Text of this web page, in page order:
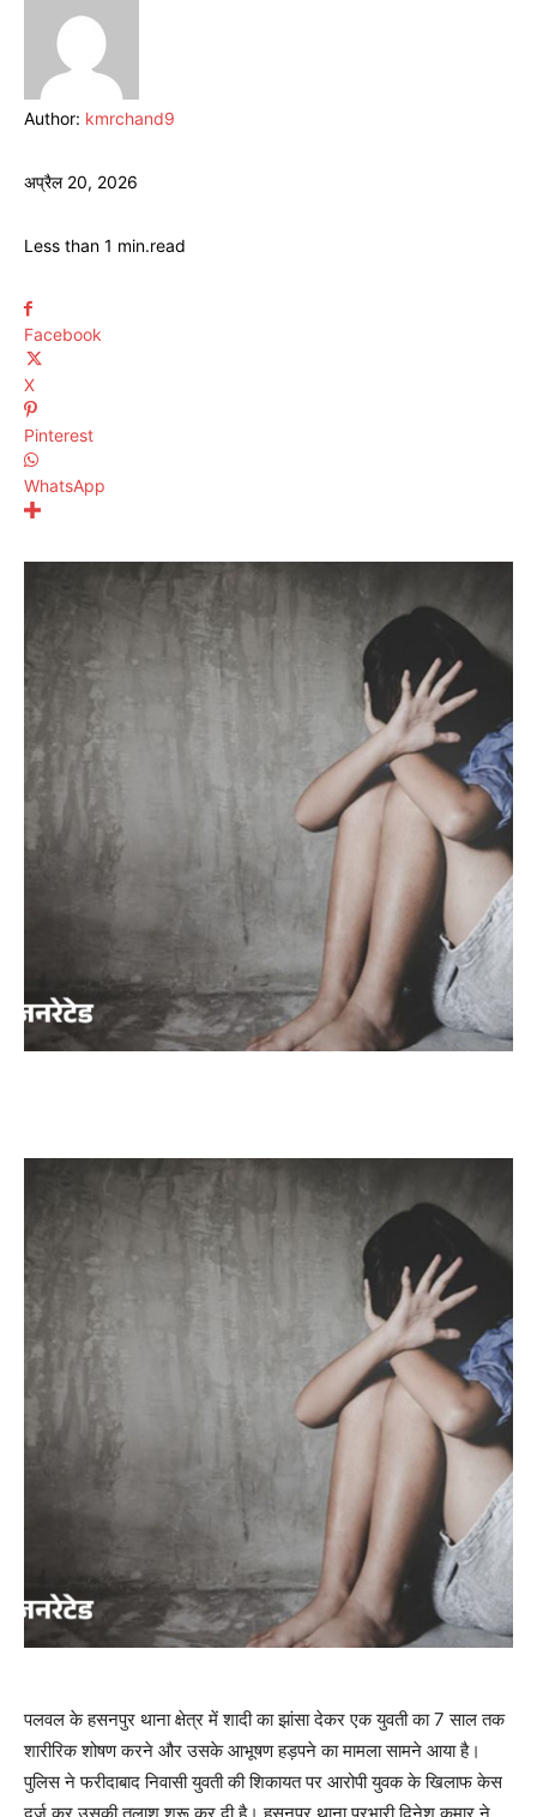
Author: kmrchand9
अप्रैल 20, 2026
Less than 1 min.read
Facebook
X
Pinterest
WhatsApp
पलवल के हसनपुर थाना क्षेत्र में शादी का झांसा देकर एक युवती का 7 साल तक
शारीरिक शोषण करने और उसके आभूषण हड़पने का मामला सामने आया है।
पुलिस ने फरीदाबाद निवासी युवती की शिकायत पर आरोपी युवक के खिलाफ केस
दर्ज कर उसकी तलाश शुरू कर दी है। हसनपुर थाना प्रभारी दिनेश कुमार ने